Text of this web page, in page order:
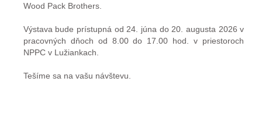
Wood Pack Brothers.
Výstava bude prístupná od 24. júna do 20. augusta 2026 v
pracovných dňoch od 8.00 do 17.00 hod. v priestoroch
NPPC v Lužiankach.
Tešíme sa na vašu návštevu.